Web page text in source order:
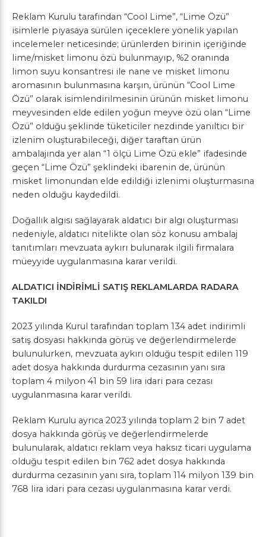
Reklam Kurulu tarafından “Cool Lime”, “Lime Özü”
isimlerle piyasaya sürülen içeceklere yönelik yapılan
incelemeler neticesinde; ürünlerden birinin içeriğinde
lime/misket limonu özü bulunmayıp, %2 oranında
limon suyu konsantresi ile nane ve misket limonu
aromasının bulunmasına karşın, ürünün “Cool Lime
Özü” olarak isimlendirilmesinin ürünün misket limonu
meyvesinden elde edilen yoğun meyve özü olan “Lime
Özü” olduğu şeklinde tüketiciler nezdinde yanıltıcı bir
izlenim oluşturabileceği, diğer taraftan ürün
ambalajında yer alan “1 ölçü Lime Özü ekle” ifadesinde
geçen “Lime Özü” şeklindeki ibarenin de, ürünün
misket limonundan elde edildiği izlenimi oluşturmasına
neden olduğu kaydedildi.
Doğallık algısı sağlayarak aldatıcı bir algı oluşturması
nedeniyle, aldatıcı nitelikte olan söz konusu ambalaj
tanıtımları mevzuata aykırı bulunarak ilgili firmalara
müeyyide uygulanmasına karar verildi.
ALDATICI İNDİRİMLİ SATIŞ REKLAMLARDA RADARA
TAKILDI
2023 yılında Kurul tarafından toplam 134 adet indirimli
satış dosyası hakkında görüş ve değerlendirmelerde
bulunulurken, mevzuata aykırı olduğu tespit edilen 119
adet dosya hakkında durdurma cezasının yanı sıra
toplam 4 milyon 41 bin 59 lira idari para cezası
uygulanmasına karar verildi.
Reklam Kurulu ayrıca 2023 yılında toplam 2 bin 7 adet
dosya hakkında görüş ve değerlendirmelerde
bulunularak, aldatıcı reklam veya haksız ticari uygulama
olduğu tespit edilen bin 762 adet dosya hakkında
durdurma cezasının yanı sıra, toplam 114 milyon 139 bin
768 lira idari para cezası uygulanmasına karar verdi.